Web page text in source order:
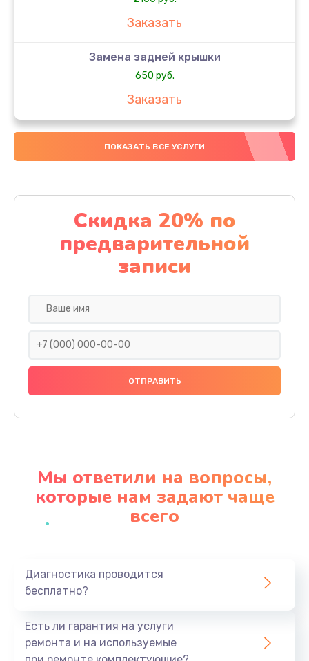
Заказать
Замена задней крышки
650 руб.
Заказать
Замена аккумулятора
4000 руб.
Замена материнской платы
1100 руб.
Заказать
Замена праймера
1000 руб.
Заказать
Профилактическая чистка
Заказать
ПОКАЗАТЬ ВСЕ УСЛУГИ
Скидка 20% по
предварительной
записи
Мы ответили на вопросы,
которые нам задают чаще
всего
Диагностика проводится
бесплатно?
Есть ли гарантия на услуги
ремонта и на используемые